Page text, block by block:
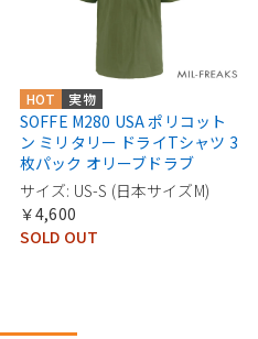
実物
HOT
SOFFE M280 USA ポリコット
ン ミリタリー ドライTシャツ 3
枚パック オリーブドラブ
サイズ: US-S (日本サイズM)
￥4,600
SOLD OUT